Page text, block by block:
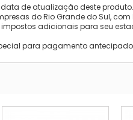
de atualização deste produto.
do Rio Grande do Sul,
adicionais para seu
para pagamento